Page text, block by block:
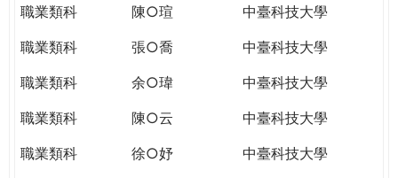
職業類科
陳○瑄
中臺科技大學
職業類科
張○喬
中臺科技大學
職業類科
余○瑋
中臺科技大學
職業類科
陳○云
中臺科技大學
職業類科
徐○妤
中臺科技大學